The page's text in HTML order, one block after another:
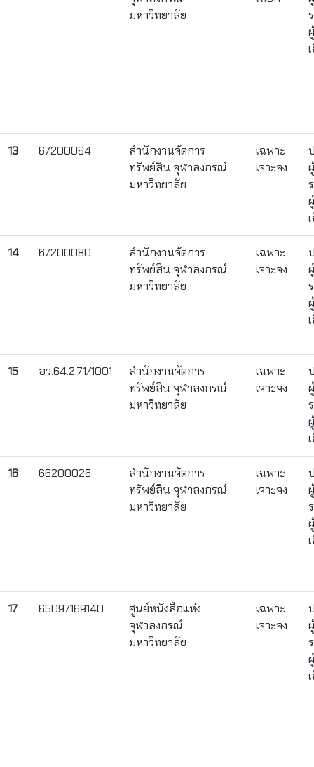
มหาวิทยาลัย
13 67200064
สำนักงานจัดการ
ทรัพย์สิน จุฬาลงกรณ์
มหาวิทยาลัย
เฉพาะ
เจาะจง
14 67200080
สำนักงานจัดการ
ทรัพย์สิน จุฬาลงกรณ์
มหาวิทยาลัย
เฉพาะ
เจาะจง
15 อว.64.2.71/1001
สำนักงานจัดการ
ทรัพย์สิน จุฬาลงกรณ์
มหาวิทยาลัย
เฉพาะ
เจาะจง
16 66200026
สำนักงานจัดการ
ทรัพย์สิน จุฬาลงกรณ์
มหาวิทยาลัย
เฉพาะ
เจาะจง
17 65097169140
ศูนย์หนังสือแห่ง
จุฬาลงกรณ์
มหาวิทยาลัย
เฉพาะ
เจาะจง